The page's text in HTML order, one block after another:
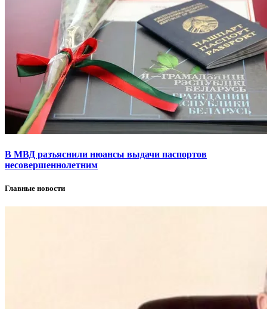
В МВД разъяснили нюансы выдачи паспортов
несовершеннолетним
Главные новости